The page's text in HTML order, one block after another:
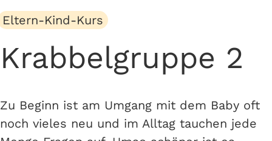
Eltern-Kind-Kurs
Krabbelgruppe 2
Zu Beginn ist am Umgang mit dem Baby oft
noch vieles neu und im Alltag tauchen jede